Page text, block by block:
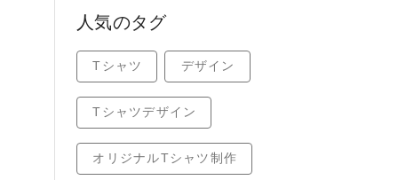
人気のタグ
Tシャツ デザイン
Tシャツデザイン
オリジナルTシャツ制作